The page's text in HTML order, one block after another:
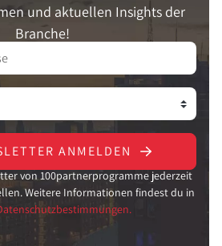
und aktuellen Insights der
Branche!
ANMELDEN
von 100partnerprogramme jederzeit
Weitere Informationen findest du in